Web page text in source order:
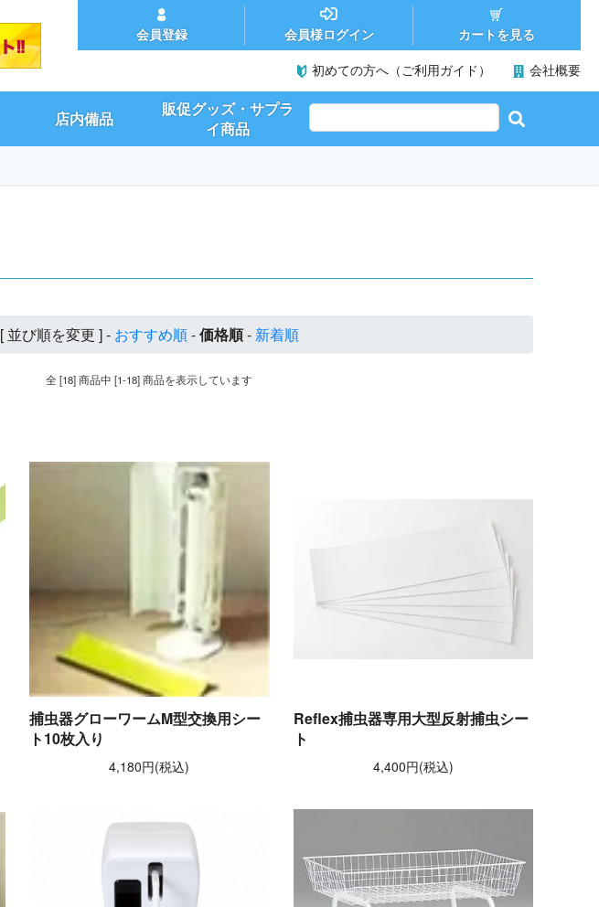
会員登録 会員様ログイン
カートを見る
初めての方へ（ご利用ガイド）
会社概要
店内備品
販促グッズ・サプラ
イ商品
[ 並び順を変更 ] - おすすめ順-価格順- 新着順
全 [18] 商品中 [1-18] 商品を表示しています
捕虫器グローワームM型交換用シー
ト10枚入り
4,180円(税込)
Reflex捕虫器専用大型反射捕虫シー
ト
4,400円(税込)